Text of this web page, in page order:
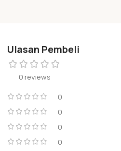
Ulasan Pembeli
0 reviews
0
0
0
0